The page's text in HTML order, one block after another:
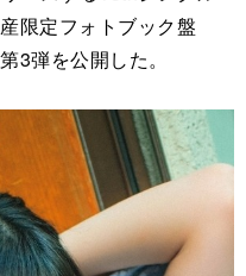
限定フォトブック盤
3弾を公開した。